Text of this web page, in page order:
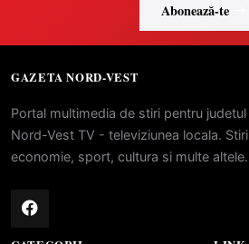
Abonează-te
GAZETA NORD-VEST
Portal multimedia de stiri pentru
Nord-Vest TV - televiziunea locala.
economie, sport, cultura si multe altele.